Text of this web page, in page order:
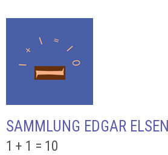
SAMMLUNG EDGAR ELSEN
1 + 1 = 10